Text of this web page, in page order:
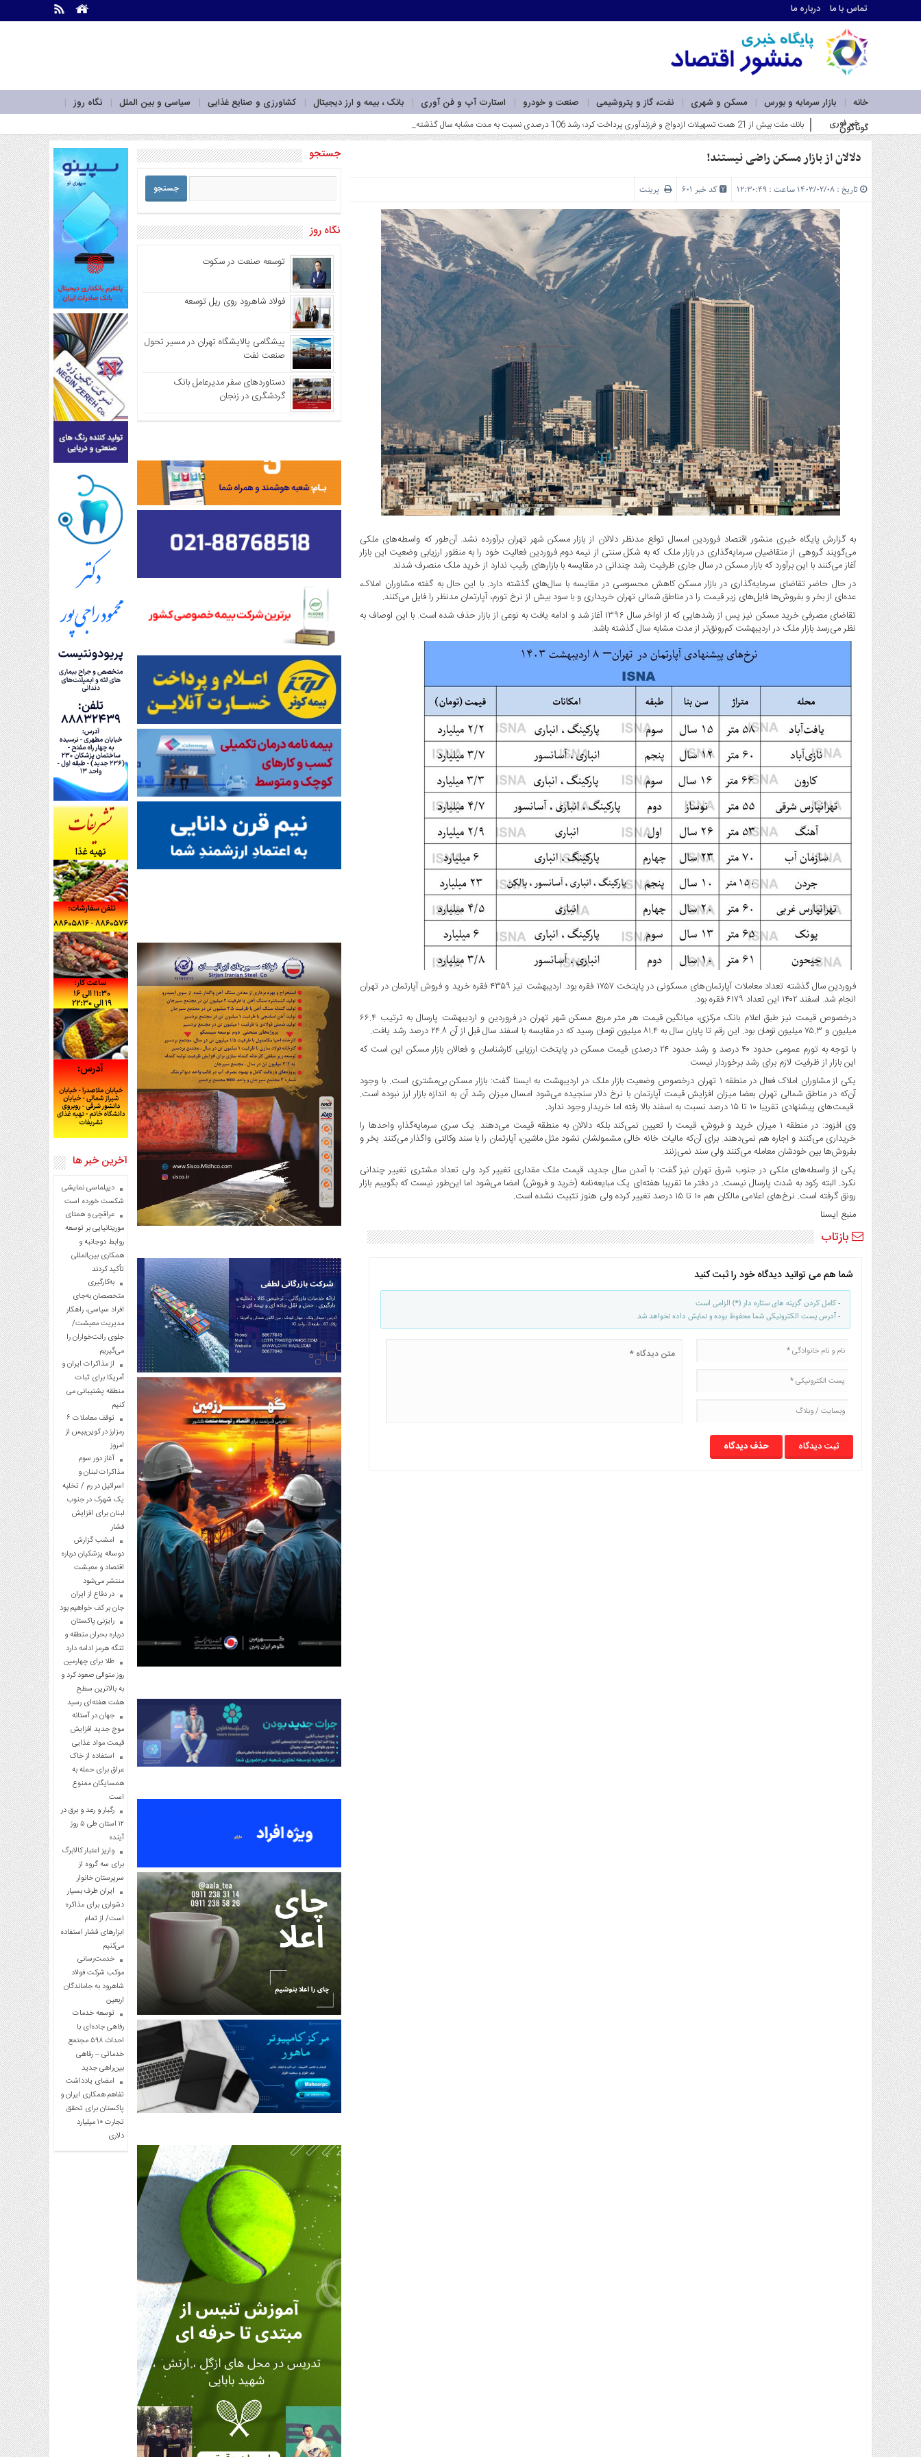
تماس با ما درباره ما
خانه بازار سرمایه و بورس مسکن و شهری نفت، گاز و پتروشیمی صنعت و خودرو استارت آپ و فن آوری بانک ، بیمه و ارز دیجیتال کشاورزی و صنایع غذایی سیاسی و بین الملل
نگاه روز
گوناگون
ما
درباره
سرویس
ها
خانه
بازار
سرمایه
و
بورس
مسکن
و
شهری
نفت،
گاز
و
پتروشیمی
صنعت
و
خودرو
استارت
آپ
و
فن
آوری
بانک
،
بیمه
و
ارز
دیجیتال
کشاورزی
و
صنایع
غذایی
سیاسی
و
بین
الملل
نگاه
روز
گوناگون
خبر فوری فاز اول نیروگاه خورشیدی بهبهان فولا_
دلالان از بازار مسکن راضی نیستند!
تاریخ : ۱۴۰۳/۰۲/۰۸ ساعت : ۱۲:۳۰:۴۹ کد خبر 601 پرینت
به گزارش پایگاه خبری منشور اقتصاد فروردین امسال توقع مدنظر دلالان از بازار مسکن شهر تهران برآورده نشد. آن‌طور که واسطه‌های ملکی
می‌گویند گروهی از متقاضیان سرمایه‌گذاری در بازار ملک که به شکل سنتی از نیمه دوم فروردین فعالیت خود را به منظور ارزیابی وضعیت این بازار
آغاز می‌کنند با این برآورد که بازار مسکن در سال جاری ظرفیت رشد چندانی در مقایسه با بازارهای رقیب ندارد از خرید ملک منصرف شدند.
در حال حاضر تقاضای سرمایه‌گذاری در بازار مسکن کاهش محسوسی در مقایسه با سال‌های گذشته دارد. با این حال به گفته مشاوران املاک،
عده‌ای از بخر و بفروش‌ها فایل‌های زیر قیمت را در مناطق شمالی تهران خریداری و با سود بیش از نرخ تورم، آپارتمان مدنظر را فایل می‌کنند.
تقاضای مصرفی خرید مسکن نیز پس از رشدهایی که از اواخر سال ۱۳۹۶ آغاز شد و ادامه یافت به نوعی از بازار حذف شده است. با این اوصاف به
نظر می‌رسد بازار ملک در اردیبهشت کم‌رونق‌تر از مدت مشابه سال گذشته باشد.
فروردین سال گذشته تعداد معاملات آپارتمان‌های مسکونی در پایتخت ۱۷۵۷ فقره بود. اردیبهشت نیز ۴۳۵۹ فقره خرید و فروش آپارتمان در تهران
انجام شد. اسفند ۱۴۰۲ این تعداد ۶۱۷۹ فقره بود.
درخصوص قیمت نیز طبق اعلام بانک مرکزی، میانگین قیمت هر متر مربع مسکن شهر تهران در فروردین و اردیبهشت پارسال به ترتیب ۶۶.۴
میلیون و ۷۵.۳ میلیون تومان بود. این رقم تا پایان سال به ۸۱.۴ میلیون تومان رسید که در مقایسه با اسفند سال قبل از آن ۲۴.۸ درصد رشد یافت.
با توجه به تورم عمومی حدود ۴۰ درصد و رشد حدود ۲۴ درصدی قیمت مسکن در پایتخت ارزیابی کارشناسان و فعالان بازار مسکن این است که
این بازار از ظرفیت لازم برای رشد برخوردار نیست.
یکی از مشاوران املاک فعال در منطقه ۱ تهران درخصوص وضعیت بازار ملک در اردیبهشت به ایسنا گفت: بازار مسکن بی‌مشتری است. با وجود
آن‌که در مناطق شمالی تهران بعضا میزان افزایش قیمت آپارتمان با نرخ دلار سنجیده می‌شود امسال میزان رشد آن به اندازه بازار ارز نبوده است.
قیمت‌های پیشنهادی تقریبا ۱۰ تا ۱۵ درصد نسبت به اسفند بالا رفته اما خریدار وجود ندارد.
وی افزود: در منطقه ۱ میزان خرید و فروش، قیمت را تعیین نمی‌کند بلکه دلالان به منطقه قیمت می‌دهند. یک سری سرمایه‌گذار، واحدها را
خریداری می‌کنند و اجاره هم نمی‌دهند. برای آن‌که مالیات خانه خالی مشمولشان نشود مثل ماشین، آپارتمان را با سند وکالتی واگذار می‌کنند. بخر و
بفروش‌ها بین خودشان معامله می‌کنند ولی سند نمی‌زنند.
یکی از واسطه‌های ملکی در جنوب شرق تهران نیز گفت: با آمدن سال جدید، قیمت ملک مقداری تغییر کرد ولی تعداد مشتری تغییر چندانی
نکرد. البته رکود به شدت پارسال نیست. در دفتر ما تقریبا هفته‌ای یک مبایعه‌نامه (خرید و فروش) امضا می‌شود اما این‌طور نیست که بگوییم بازار
رونق گرفته است. نرخ‌های اعلامی مالکان هم ۱۰ تا ۱۵ درصد تغییر کرده ولی هنوز تثبیت نشده است.
منبع ایسنا
بازتاب
شما هم می توانید دیدگاه خود را ثبت کنید
- کامل کردن گزینه های ستاره دار (*) الزامی است
- آدرس پست الکترونیکی شما محفوظ بوده و نمایش داده نخواهد شد
حذف دیدگاه
جستجو
نگاه روز
توسعه صنعت در سکوت
فولاد شاهرود روی ریل توسعه
پیشگامی پالایشگاه تهران در مسیر تحول
صنعت نفت
دستاوردهای سفر مدیرعامل بانک
گردشگری در زنجان
آخرین خبر ها
دیپلماسی نمایشی
شکست خورده است
عراقچی و همتای
موریتانیایی بر توسعه
روابط دوجانبه و
همکاری بین‌المللی
تأکید کردند
به‌کارگیری
متخصصان به‌جای
افراد سیاسی، راهکار
مدیریت معیشت/
جلوی رانت‌خواران را
می‌گیریم
از مذاکرات ایران و
آمریکا برای ثبات
منطقه پشتیبانی می
کنیم
توقف معاملات ۶
رمزارز در کوین‌بیس از
امروز
آغاز دور سوم
مذاکرات لبنان و
اسرائیل در رم / تخلیه
یک شهرک در جنوب
لبنان برای افزایش
فشار
امشب گزارش
دوساله پزشکیان درباره
اقتصاد و معیشت
منتشر می‌شود
در دفاع از ایران
جان بر کف خواهیم بود
رایزنی پاکستان
درباره بحران منطقه و
تنگه هرمز ادامه دارد
طلا برای چهارمین
روز متوالی صعود کرد و
به بالاترین سطح
هفت هفته‌ای رسید
جهان در آستانه
موج جدید افزایش
قیمت مواد غذایی
استفاده از خاک
عراق برای حمله به
همسایگان ممنوع
است
رگبار و رعد و برق در
۱۲ استان طی ۵ روز
آینده
واریز اعتبار کالابرگ
برای سه گروه از
سرپرستان خانوار
ایران طرف بسیار
دشواری برای مذاکره
است/ از تمام
ابزارهای فشار استفاده
می‌کنیم
خدمت‌رسانی
موکب شرکت فولاد
شاهرود به جاماندگان
اربعین
توسعه خدمات
رفاهی جاده‌ای با
احداث ۵۹۸ مجتمع
خدماتی – رفاهی
بین‌راهی جدید
امضای یادداشت
تفاهم همکاری ایران و
پاکستان برای تحقق
تجارت ۱۰ میلیارد
دلاری